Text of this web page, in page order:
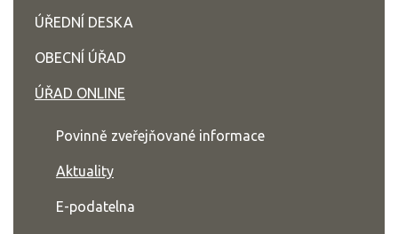
ÚŘEDNÍ DESKA
OBECNÍ ÚŘAD
ÚŘAD ONLINE
Povinně zveřejňované informace
Aktuality
E-podatelna